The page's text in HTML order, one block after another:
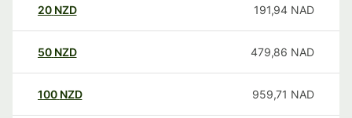
20 NZD 191,94 NAD
50 NZD 479,86 NAD
100 NZD 959,71 NAD